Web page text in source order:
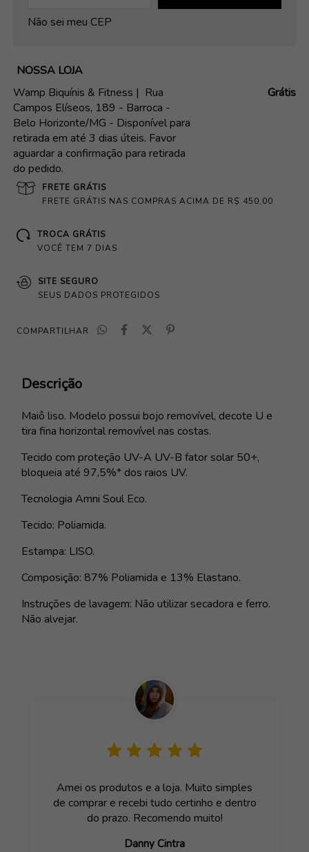
Não sei meu CEP
NOSSA LOJA
Wamp Biquínis & Fitness | Rua
Campos Elíseos, 189 - Barroca -
Belo Horizonte/MG - Disponível para
retirada em até 3 dias úteis. Favor
aguardar a confirmação para retirada
do pedido.
Grátis
FRETE GRÁTIS
FRETE GRÁTIS NAS COMPRAS ACIMA DE R$ 450,00
TROCA GRÁTIS
VOCÊ TEM 7 DIAS
SITE SEGURO
SEUS DADOS PROTEGIDOS
COMPARTILHAR
Descrição
Maiô liso. Modelo possui bojo removível, decote U e
tira fina horizontal removível nas costas.
Tecido com proteção UV-A UV-B fator solar 50+,
bloqueia até 97,5%* dos raios UV.
Tecnologia Amni Soul Eco.
Tecido: Poliamida.
Estampa: LISO.
Composição: 87% Poliamida e 13% Elastano.
Instruções de lavagem: Não utilizar secadora e ferro.
Não alvejar.
Amei os produtos e a loja. Muito simples
de comprar e recebi tudo certinho e dentro
do prazo. Recomendo muito!
Danny Cintra